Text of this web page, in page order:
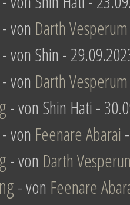
- von Darth Vesperum
- von Shin -
- von Darth Vesperum
- von Shin Hati -
- von Feenare Abarai
- von Darth
- von Feenare